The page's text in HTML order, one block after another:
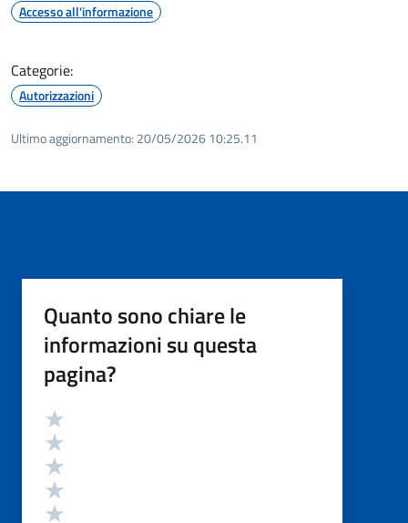
Accesso all'informazione
Categorie:
Autorizzazioni
Ultimo aggiornamento: 20/05/2026 10:25.11
Quanto sono chiare le
informazioni su questa
pagina?
Valutazione